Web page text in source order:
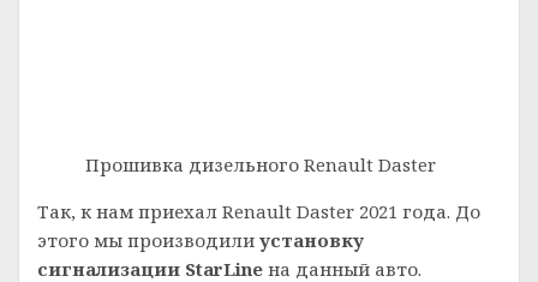
Прошивка дизельного Renault Daster
Так, к нам приехал Renault Daster 2021 года. До
этого мы производили установку
сигнализации StarLine на данный авто.